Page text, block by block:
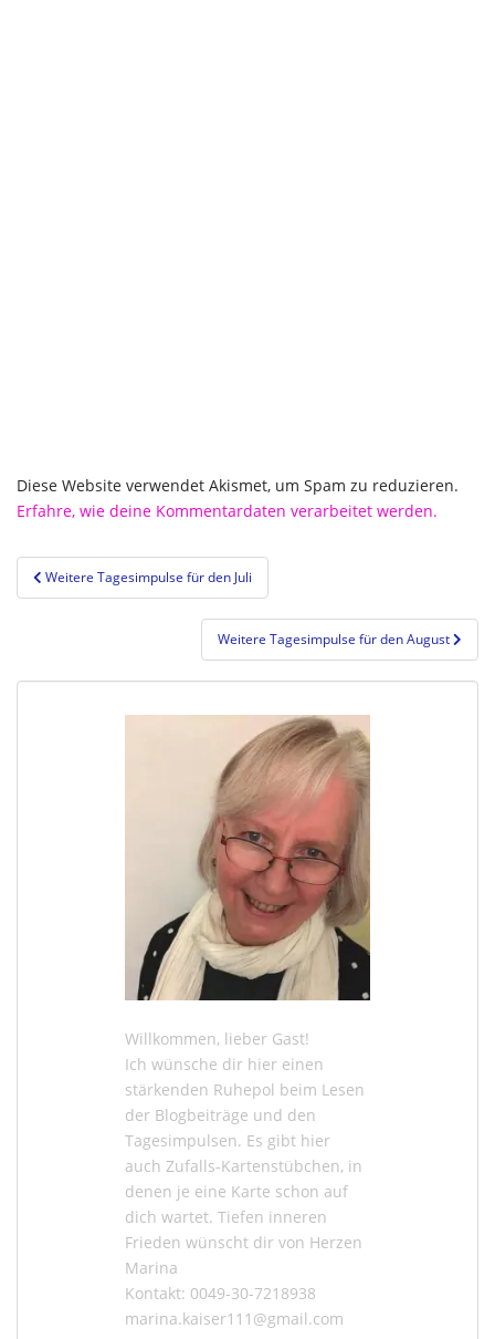
Diese Website verwendet Akismet, um Spam zu reduzieren.
Erfahre, wie deine Kommentardaten verarbeitet werden.
Beitragsnavigation
Weitere Tagesimpulse für den Juli
Weitere Tagesimpulse für den August
Willkommen, lieber Gast!
Ich wünsche dir hier einen
stärkenden Ruhepol beim Lesen
der Blogbeiträge und den
Tagesimpulsen. Es gibt hier
auch Zufalls-Kartenstübchen, in
denen je eine Karte schon auf
dich wartet. Tiefen inneren
Frieden wünscht dir von Herzen
Marina
Kontakt: 0049-30-7218938
marina.kaiser111@gmail.com